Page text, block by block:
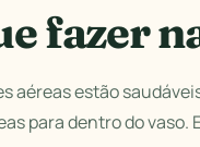
fazer
aéreas estão
para dentro do vaso.